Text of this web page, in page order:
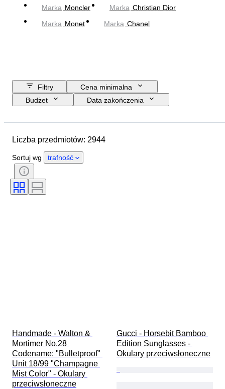
Marka Moncler Marka Christian Dior
Marka Monet Marka Chanel
Filtry
Cena minimalna
Budżet
Data zakończenia
Materiał
Płeć
Okres
Próba
Rozmiar odzieży
Rozmiar na przedmiocie
Liczba przedmiotów: 2944
Sortuj wg trafność
Handmade - Walton &
Mortimer No.28
Codename: "Bulletproof"
Unit 18/99 "Champagne
Mist Color" - Okulary
przeciwsłoneczne
Gucci - Horsebit Bamboo
Edition Sunglasses -
Okulary przeciwsłoneczne